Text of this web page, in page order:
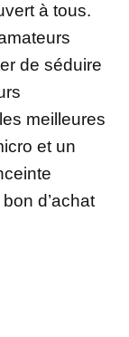
à tous.
de séduire
meilleures
et un
d’achat